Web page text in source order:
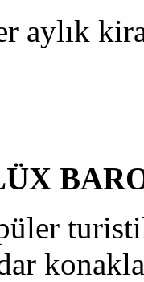
aylık